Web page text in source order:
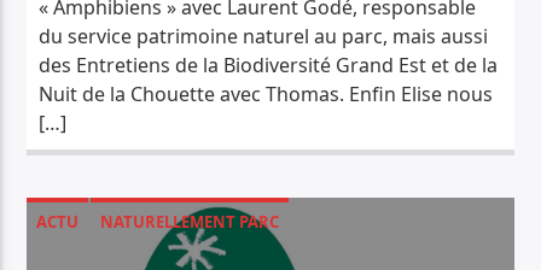
« Amphibiens » avec Laurent Godé, responsable
du service patrimoine naturel au parc, mais aussi
des Entretiens de la Biodiversité Grand Est et de la
Nuit de la Chouette avec Thomas. Enfin Elise nous
[…]
ACTU NATURELLEMENT PARC